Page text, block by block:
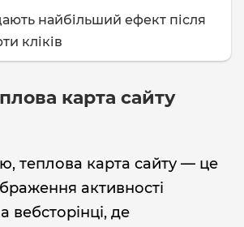
найбільший ефект після
кліків
карта сайту
теплова карта сайту — це
активності
вебсторінці, де